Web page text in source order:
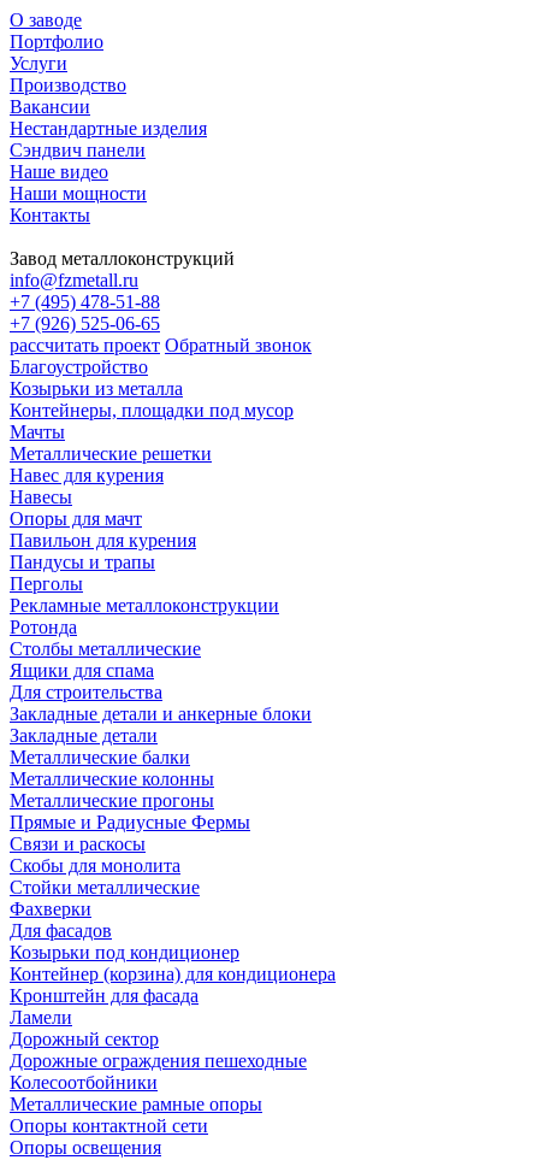
О заводе
Портфолио
Услуги
Производство
Вакансии
Нестандартные изделия
Сэндвич панели
Наше видео
Наши мощности
Контакты
Завод металлоконструкций
info@fzmetall.ru
+7 (495) 478-51-88
+7 (926) 525-06-65
рассчитать проект Обратный звонок
Благоустройство
Козырьки из металла
Контейнеры, площадки под мусор
Мачты
Металлические решетки
Навес для курения
Навесы
Опоры для мачт
Павильон для курения
Пандусы и трапы
Перголы
Рекламные металлоконструкции
Ротонда
Столбы металлические
Ящики для спама
Для строительства
Закладные детали и анкерные блоки
Закладные детали
Металлические балки
Металлические колонны
Металлические прогоны
Прямые и Радиусные Фермы
Связи и раскосы
Скобы для монолита
Стойки металлические
Фахверки
Для фасадов
Козырьки под кондиционер
Контейнер (корзина) для кондиционера
Кронштейн для фасада
Ламели
Дорожный сектор
Дорожные ограждения пешеходные
Колесоотбойники
Металлические рамные опоры
Опоры контактной сети
Опоры освещения